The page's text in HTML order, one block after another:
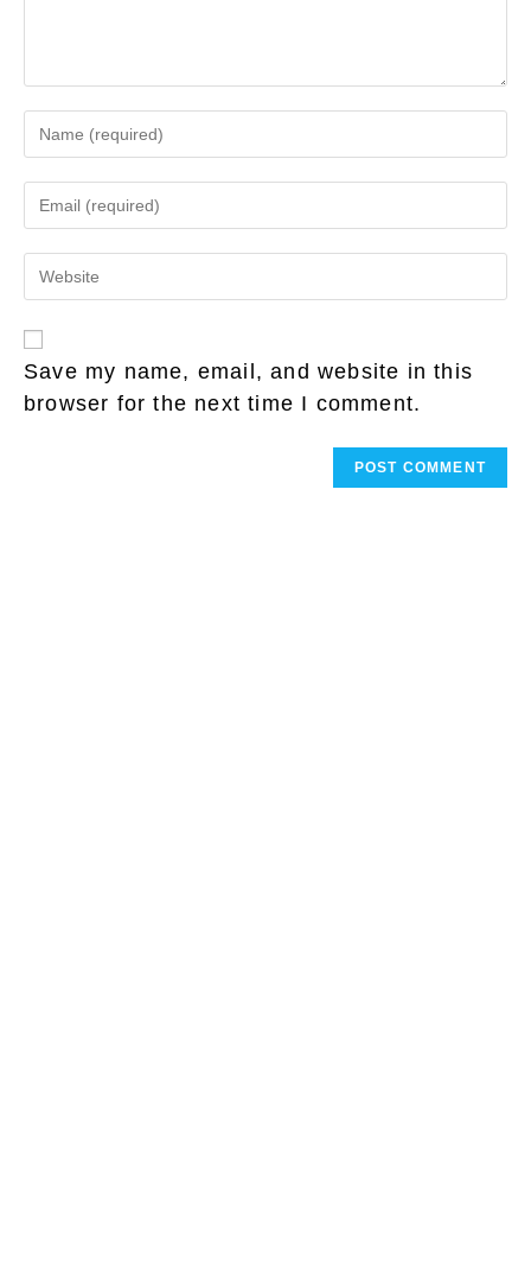
your
or
username
comment
your
address
your
(optional)
Save my name, email, and website in this
browser for the next time I comment.